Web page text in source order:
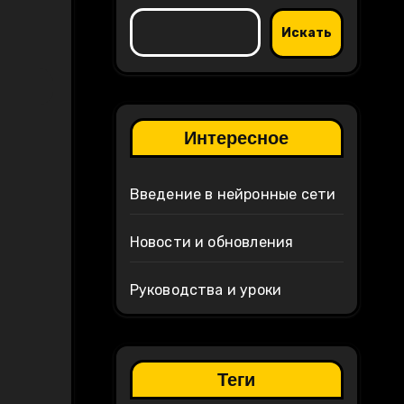
Искать
Интересное
Введение в нейронные сети
Новости и обновления
Руководства и уроки
Теги